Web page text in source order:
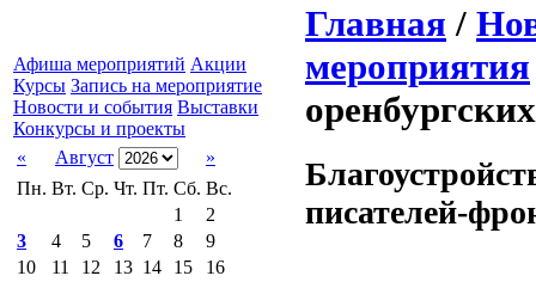
Афиша мероприятий Акции
Курсы Запись на мероприятие
Новости и события Выставки
Конкурсы и проекты
«
Август
»
Пн. Вт. Ср. Чт. Пт. Сб. Вс.
1
2
3
4 5 6 7 8
9
10
11 12 13 14 15
16
Главная /
мероприятия
писателей-